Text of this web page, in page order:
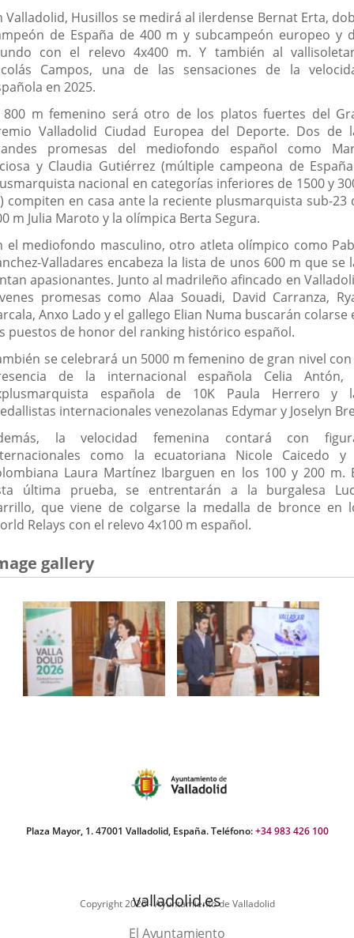
Valladolid, Husillos se medirá al ilerdense Bernat Erta,
de España de 400 m y subcampeón europeo y
con el relevo 4x400 m. Y también al
Campos, una de las sensaciones de la
en 2025.
800 m femenino será otro de los platos fuertes del
Valladolid Ciudad Europea del Deporte. Dos de
promesas del mediofondo español como
y Claudia Gutiérrez (múltiple campeona de
nacional en categorías inferiores de 1500 y
compiten en casa ante la reciente plusmarquista sub-23
m Julia Maroto y la olímpica Berta Segura.
el mediofondo masculino, otro atleta olímpico como
Valladares encabeza la lista de unos 600 m que se
apasionantes. Junto al madrileño afincado en
promesas como Alaa Souadi, David Carranza,
Anxo Lado y el gallego Elian Numa buscarán colarse
puestos de honor del ranking histórico español.
se celebrará un 5000 m femenino de gran nivel
de la internacional española Celia Antón,
española de 10K Paula Herrero y
internacionales venezolanas Edymar y Joselyn
la velocidad femenina contará con
como la ecuatoriana Nicole Caicedo y
Laura Martínez Ibarguen en los 100 y 200 m.
última prueba, se entrentarán a la burgalesa
que viene de colgarse la medalla de bronce en
Relays con el relevo 4x100 m español.
gallery
Plaza Mayor, 1. 47001 Valladolid, España. Teléfono:+34 983 426 100
Copyright 2025 - Ayuntamiento de Valladolid
valladolid.es
El Ayuntamiento